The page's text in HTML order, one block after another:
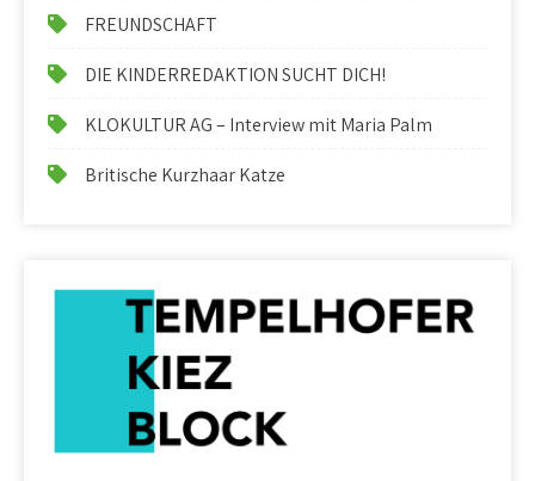
FREUNDSCHAFT
DIE KINDERREDAKTION SUCHT DICH!
KLOKULTUR AG – Interview mit Maria Palm
Britische Kurzhaar Katze